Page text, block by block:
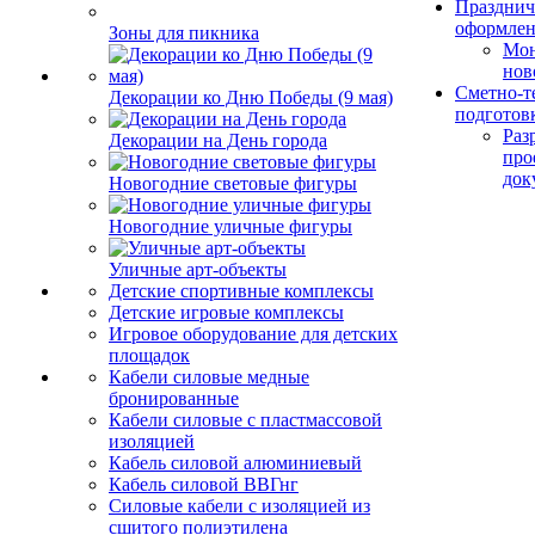
Зоны для пикника
Декорации ко Дню Победы (9 мая)
Декорации на День города
Новогодние световые фигуры
Новогодние уличные фигуры
Уличные арт-объекты
Детские спортивные комплексы
Детские игровые комплексы
Игровое оборудование для детских
площадок
Кабели силовые медные
бронированные
Кабели силовые с пластмассовой
изоляцией
Кабель силовой алюминиевый
Кабель силовой ВВГнг
Силовые кабели с изоляцией из
сшитого полиэтилена
Сметно-